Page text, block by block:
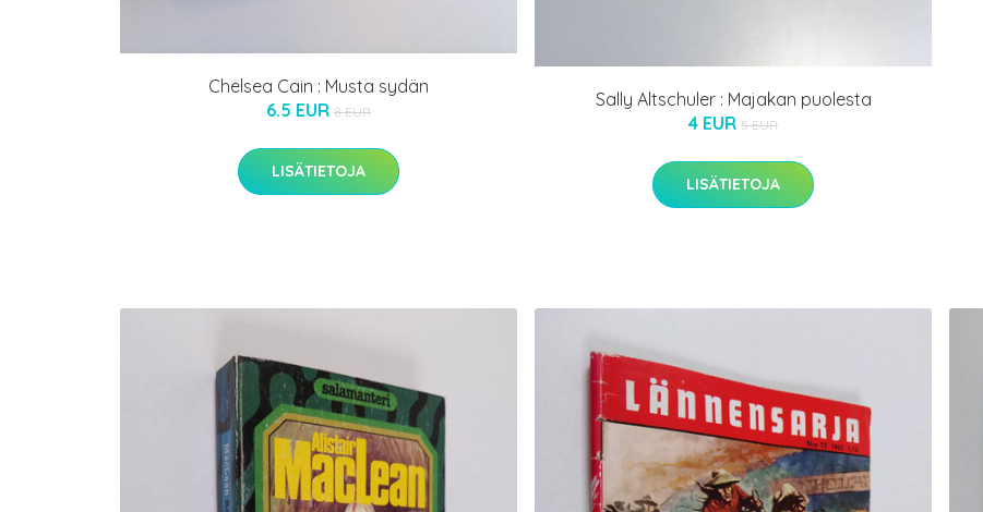
Chelsea Cain : Musta sydän
6.5 EUR 8 EUR
LISÄTIETOJA
Sally Altschuler : Majakan puolesta
4 EUR 5 EUR
LISÄTIETOJA